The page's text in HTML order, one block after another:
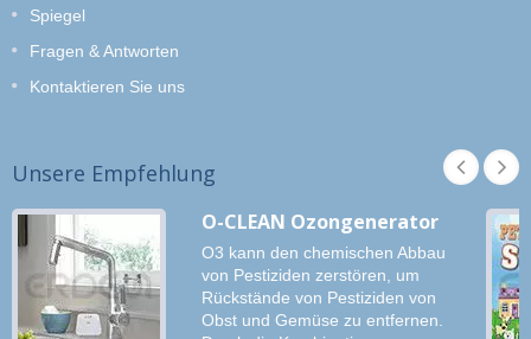
Spiegel
Fragen & Antworten
Kontaktieren Sie uns
Unsere Empfehlung
O-CLEAN Ozongenerator
O3 kann den chemischen Abbau
von Pestiziden zerstören, um
Rückstände von Pestiziden von
Obst und Gemüse zu entfernen.